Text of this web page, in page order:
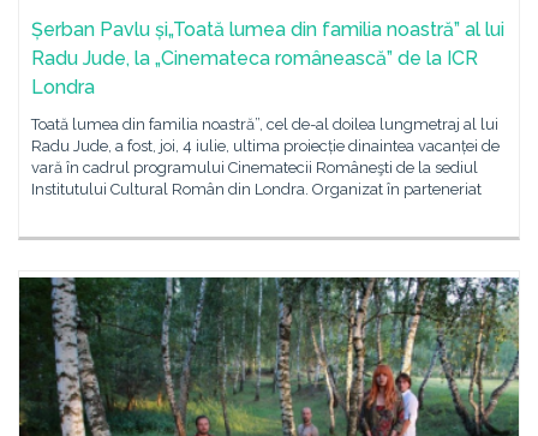
Șerban Pavlu și„Toată lumea din familia noastră” al lui
Radu Jude, la „Cinemateca românească” de la ICR
Londra
Toată lumea din familia noastră”, cel de-al doilea lungmetraj al lui
Radu Jude, a fost, joi, 4 iulie, ultima proiecție dinaintea vacanței de
vară în cadrul programului Cinematecii Româneşti de la sediul
Institutului Cultural Român din Londra. Organizat în parteneriat